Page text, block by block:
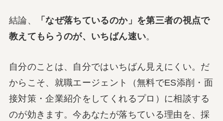
結論、
「なぜ落ちているのか」を第三者の視点で
教えてもらうのが、いちばん速い。
自分のことは、自分ではいちばん見えにくい。だ
からこそ、就職エージェント（無料でES添削・面
接対策・企業紹介をしてくれるプロ）に相談する
のが効きます。今あなたが落ちている理由を、採